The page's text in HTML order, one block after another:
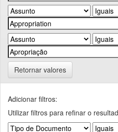
Retornar valores
Adicionar filtros:
Utilizar filtros para refinar o